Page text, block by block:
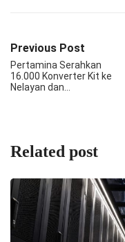
Previous Post
Pertamina Serahkan
16.000 Konverter Kit ke
Nelayan dan…
Related post